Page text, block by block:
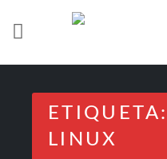
ETIQUETA:
LINUX